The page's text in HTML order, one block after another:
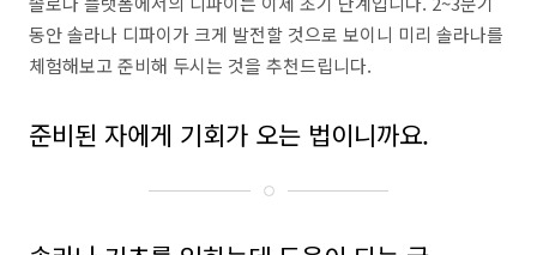
동안 솔라나 디파이가 크게 발전할 것으로 보이니 미리 솔라나를
체험해보고 준비해 두시는 것을 추천드립니다.
준비된 자에게 기회가 오는 법이니까요.